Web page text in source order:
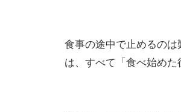
食事の途中で止めるの
は、すべて「食べ始めた